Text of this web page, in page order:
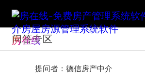
房在线
问答专区
提问者：德信房产中介